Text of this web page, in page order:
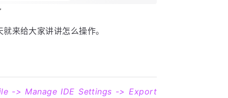
来给大家讲讲怎么操作。
-> Manage IDE Settings -> Export